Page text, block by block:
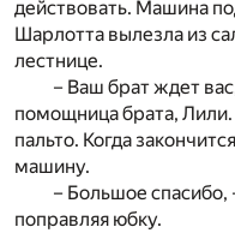
действовать. Машина
Шарлотта вылезла из
лестнице.
– Ваш брат ждет
помощница брата,
пальто. Когда
машину.
– Большое спасибо,
поправляя юбку.